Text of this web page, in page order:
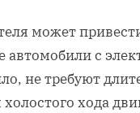
может
с
не требуют
хода